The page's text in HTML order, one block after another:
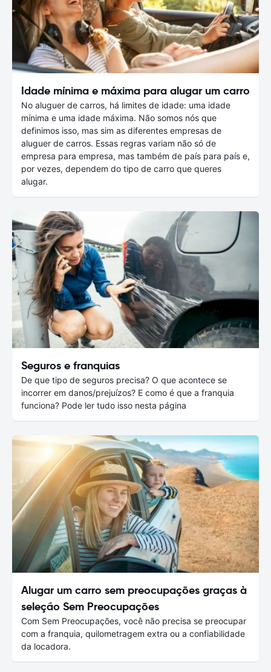
Idade mínima e máxima para alugar um carro
No aluguer de carros, há limites de idade: uma idade
mínima e uma idade máxima. Não somos nós que
definimos isso, mas sim as diferentes empresas de
aluguer de carros. Essas regras variam não só de
empresa para empresa, mas também de país para país e,
por vezes, dependem do tipo de carro que queres
alugar.
Seguros e franquias
De que tipo de seguros precisa? O que acontece se
incorrer em danos/prejuízos? E como é que a franquia
funciona? Pode ler tudo isso nesta página
Alugar um carro sem preocupações graças à
seleção Sem Preocupações
Com Sem Preocupações, você não precisa se preocupar
com a franquia, quilometragem extra ou a confiabilidade
da locadora.